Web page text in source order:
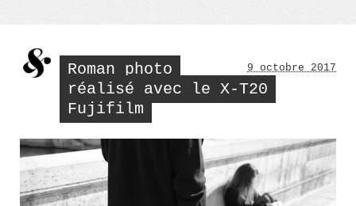
Roman photo
réalisé avec le X-T20
Fujifilm
9 octobre 2017